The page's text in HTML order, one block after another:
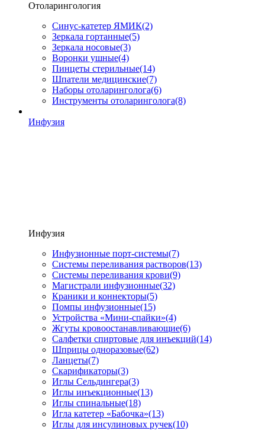
Отоларингология
Синус-катетер ЯМИК(2)
Зеркала гортанные(5)
Зеркала носовые(3)
Воронки ушные(4)
Пинцеты стерильные(14)
Шпатели медицинские(7)
Наборы отоларинголога(6)
Инструменты отоларинголога(8)
Инфузия
Инфузия
Инфузионные порт-системы(7)
Системы переливания растворов(13)
Системы переливания крови(9)
Магистрали инфузионные(32)
Краники и коннекторы(5)
Помпы инфузионные(15)
Устройства «Мини-спайки»(4)
Жгуты кровоостанавливающие(6)
Салфетки спиртовые для инъекций(14)
Шприцы одноразовые(62)
Ланцеты(7)
Скарификаторы(3)
Иглы Сельдингера(3)
Иглы инъекционные(13)
Иглы спинальные(18)
Игла катетер «Бабочка»(13)
Иглы для инсулиновых ручек(10)